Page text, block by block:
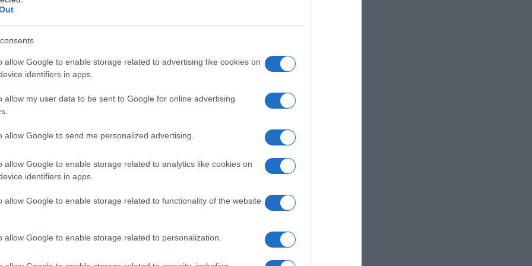
allow Google to enable storage related to advertising like cookies on
identifiers in apps.
allow my user data to be sent to Google for online advertising
allow Google to send me personalized advertising.
allow Google to enable storage related to analytics like cookies on
identifiers in apps.
allow Google to enable storage related to functionality of the website
allow Google to enable storage related to personalization.
moždanog udara su: